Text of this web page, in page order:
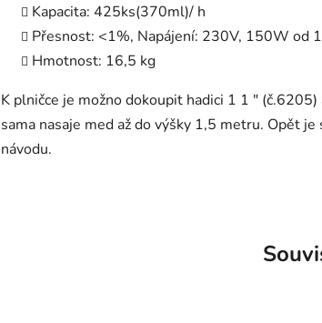
Kapacita: 425ks(370ml)/ h
Přesnost: <1%, Napájení: 230V, 150W od
Hmotnost: 16,5 kg
K plničce je možno dokoupit hadici 1 1 "
sama nasaje med až do výšky 1,5 metru. Opět
návodu.